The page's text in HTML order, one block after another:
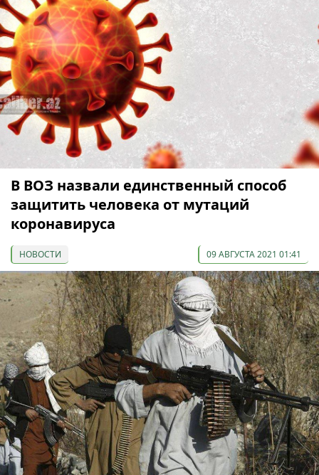
В ВОЗ назвали единственный способ
защитить человека от мутаций
коронавируса
НОВОСТИ 09 АВГУСТА 2021 01:41